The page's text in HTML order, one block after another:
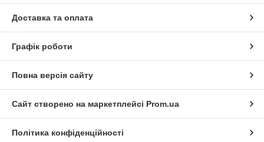
Доставка та оплата
Графік роботи
Повна версія сайту
Сайт створено на маркетплейсі Prom.ua
Політика конфіденційності